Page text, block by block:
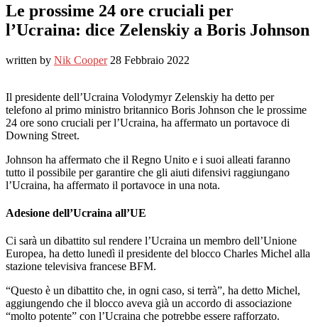
Le prossime 24 ore cruciali per
l’Ucraina: dice Zelenskiy a Boris Johnson
written by Nik Cooper 28 Febbraio 2022
Il presidente dell’Ucraina Volodymyr Zelenskiy ha detto per
telefono al primo ministro britannico Boris Johnson che le prossime
24 ore sono cruciali per l’Ucraina, ha affermato un portavoce di
Downing Street.
Johnson ha affermato che il Regno Unito e i suoi alleati faranno
tutto il possibile per garantire che gli aiuti difensivi raggiungano
l’Ucraina, ha affermato il portavoce in una nota.
Adesione dell’Ucraina all’UE
Ci sarà un dibattito sul rendere l’Ucraina un membro dell’Unione
Europea, ha detto lunedì il presidente del blocco Charles Michel alla
stazione televisiva francese BFM.
“Questo è un dibattito che, in ogni caso, si terrà”, ha detto Michel,
aggiungendo che il blocco aveva già un accordo di associazione
“molto potente” con l’Ucraina che potrebbe essere rafforzato.